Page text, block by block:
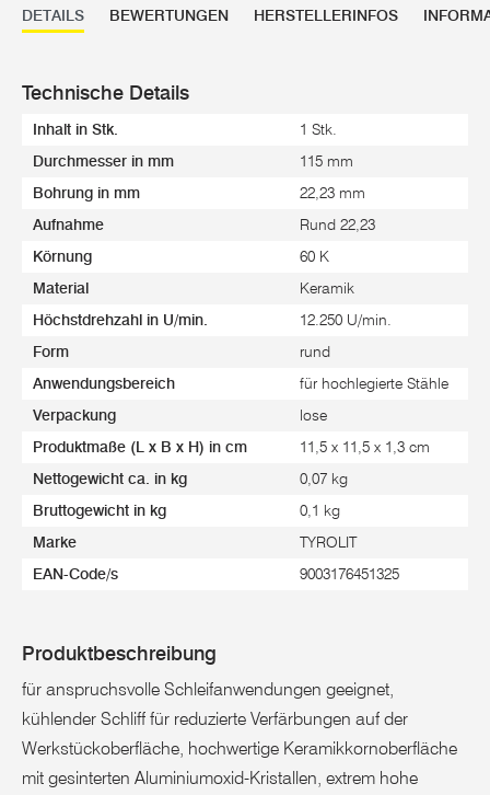
DETAILS BEWERTUNGEN HERSTELLERINFOS
Technische Details
Inhalt in Stk. 1 Stk.
Durchmesser in mm 115 mm
Bohrung in mm 22,23 mm
Aufnahme Rund 22,23
Körnung 60 K
Material Keramik
Höchstdrehzahl in U/min. 12.250 U/min.
Form rund
Anwendungsbereich für hochlegierte Stähle
Verpackung lose
Produktmaße (L x B x H) in cm 11,5 x 11,5 x 1,3 cm
Nettogewicht ca. in kg 0,07 kg
Bruttogewicht in kg 0,1 kg
Marke TYROLIT
EAN-Code/s 9003176451325
Produktbeschreibung
für anspruchsvolle Schleifanwendungen geeignet,
kühlender Schliff für reduzierte Verfärbungen auf der
Werkstückoberfläche, hochwertige Keramikkornoberfläche
mit gesinterten Aluminiumoxid-Kristallen, extrem hohe